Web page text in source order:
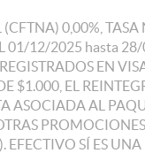
0,00%,
01/12/2025 hasta
EN
EL
ASOCIADA AL
EFECTIVO SÍ ES